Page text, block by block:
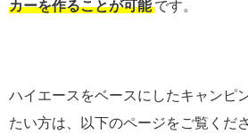
カーを作ることが可能 です。
ハイエースをベースにしたキャンピ
たい方は、以下のページをご覧くださ